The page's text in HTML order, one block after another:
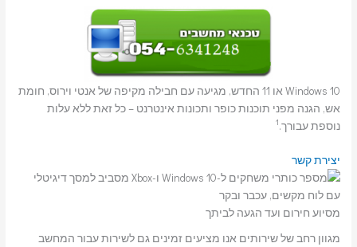
Windows 10 או 11 החדש, מגיעה עם חבילה מקיפה של אנטי וירוס, חומת
אש, הגנה מפני תוכנות כופר ותכונות אינטרנט – כל זאת ללא עלות
נוספת עבורך.1
יצירת קשר
מסיוע חירום ועד הגעה לביתך
מגוון רחב של שירותים אנו מציעים זמינים גם לשירות עבור המחשב